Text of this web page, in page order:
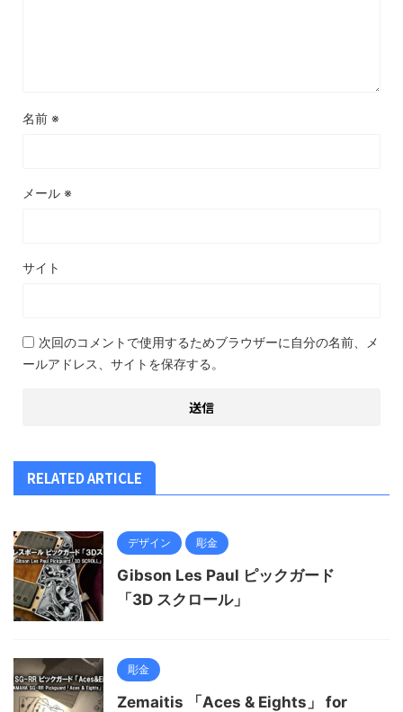
名前 ※
メール ※
サイト
次回のコメントで使用するためブラウザーに自分の名前、メ
ールアドレス、サイトを保存する。
RELATED ARTICLE
デザイン 彫金
Gibson Les Paul ピックガード
「3D スクロール」
彫金
Zemaitis 「Aces & Eights」 for